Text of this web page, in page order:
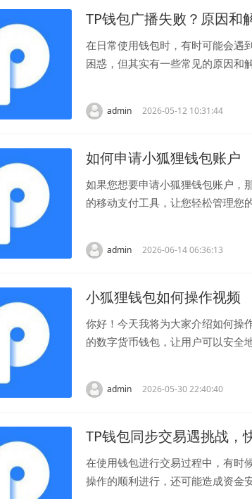
TP钱包广播失败？原因和
在日常使用钱包时，有时可能会遇
困惑，但其实有一些常见的原因和
admin 2026-05-12 10:31:44
如何申请小狐狸钱包账户
如果您想要申请小狐狸钱包账户，
的移动支付工具，让您轻松管理您
admin 2026-06-14 06:36:13
小狐狸钱包如何操作视频
你好！今天我将为大家介绍如何操
的数字货币钱包，让用户可以安全
admin 2026-05-30 22:40:40
TP钱包同步交易遇挑战，
在使用钱包进行交易过程中，有时
操作的顺利进行，还可能造成资金